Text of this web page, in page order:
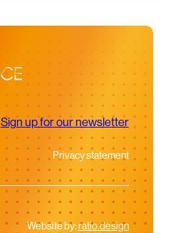
Sign up for our newsletter
Privacy statement
Website by:ratio.design